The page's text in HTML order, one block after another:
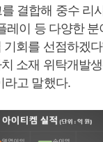
결합해 중수 리
레이 등 다양한
회를 선점하겠다
소재 위탁개발
라고 말했다.